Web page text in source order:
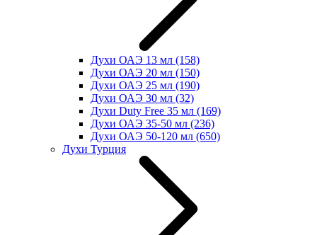
Духи ОАЭ 13 мл (158)
Духи ОАЭ 20 мл (150)
Духи ОАЭ 25 мл (190)
Духи ОАЭ 30 мл (32)
Духи Duty Free 35 мл (169)
Духи ОАЭ 35-50 мл (236)
Духи ОАЭ 50-120 мл (650)
Духи Турция